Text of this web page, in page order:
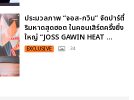
ประมวลภาพ “จอส-กวิน” จัดปาร์ตี้
ริมหาดสุดฮอต ในคอนเสิร์ตครั้งยิ่ง
ใหญ่ “JOSS GAWIN HEAT ...
EXCLUSIVE : 34